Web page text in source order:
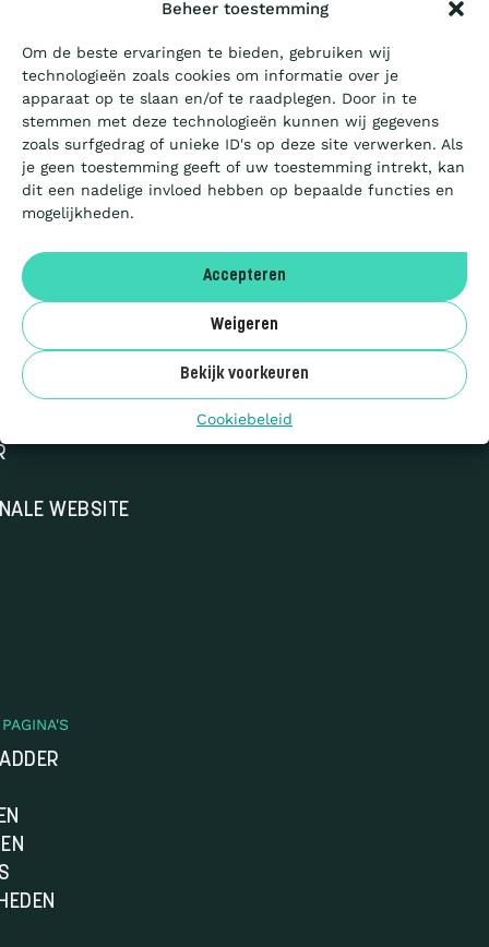
Beheer toestemming
Om de beste ervaringen te bieden, gebruiken wij
technologieën zoals cookies om informatie over je
apparaat op te slaan en/of te raadplegen. Door in te
stemmen met deze technologieën kunnen wij gegevens
zoals surfgedrag of unieke ID's op deze site verwerken. Als
je geen toestemming geeft of uw toestemming intrekt, kan
dit een nadelige invloed hebben op bepaalde functies en
mogelijkheden.
Accepteren
Weigeren
Bekijk voorkeuren
Cookiebeleid
WEBSITE
© 2026 CO₂-
Prestatieladder
Sitemap
Certificeren
Aanbesteden
Artikels
FR
Benor